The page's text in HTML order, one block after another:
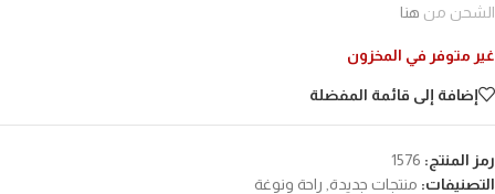
الشحن من هنا
غير متوفر في المخزون
إضافة إلى قائمة المفضلة
رمز المنتج: 1576
التصنيفات: منتجات جديدة راحة ونوغة